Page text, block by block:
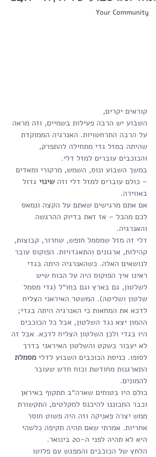
Your Community
קוראים יקרים,
השבוע יש הרבה פעילות בשמיים, וזה מראה
על הרבה התרחשויות. האנרגיה הממוקדת
שהיתה במזל גדי מתחילה להתפרק,
והכוכבים עוברים למזל דלי.
במשך השבוע ונוס, השמש, מרקורי ומאדים
– כולם עוברים למזל דלי וזה שינוי גדול
באווירה.
אם אתם מרגישים שאתם על הקצה ונמאס
לכם מהכל – אז זאת בדיוק ההרגשה
והאנרגיה.
דלי זה מזל שמסמל חופש, שחרור, קבוצות,
קהילות, ארגונים והתאגדויות. הפוקוס עובר
לנושאים האלה. כשהאנרגיה היתה בגדי
ראינו איך הפוקוס היה על הכוח שיש
לשלטון, גם בארץ וגם בחו״ל (גדי מסמל
שלטון ושליטה). המשטר האיראני הצליח
לדכא את המחאות כי האנרגיה היתה בגדי;
ההמון יצא נגד השלטון, אבל כל הכוכבים
היו בגדי ולכן השלטון הצליח לדכא. אבל זה
לא יעבור בשקט והשלטון האיראני בדרך
לסופו. כניסת הכוכבים השבוע לדלי מסמלת
התארגנות מחודשת וכוח חדש שעובר
להמונים.
כולם היו בטוחים שארה״ב תתקוף באיראן
וכבר התכוננו להיכנס למקלטים, התקשורת
ממש יצרה פאניקה וזה היה פשוט חוסר
אחריות. אמרתי שאם תהיה תקיפה כלשהי
היא לא תהיה לפני ה-20 בינואר.
הלחץ של הכוכבים והמפגש עם פלוטו